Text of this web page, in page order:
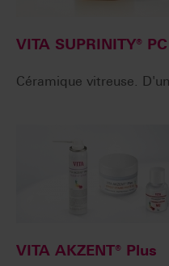
VITA SUPRINITY® PC
Céramique vitreuse.
VITA AKZENT® Plus